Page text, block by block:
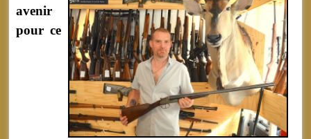
avenir
pour ce